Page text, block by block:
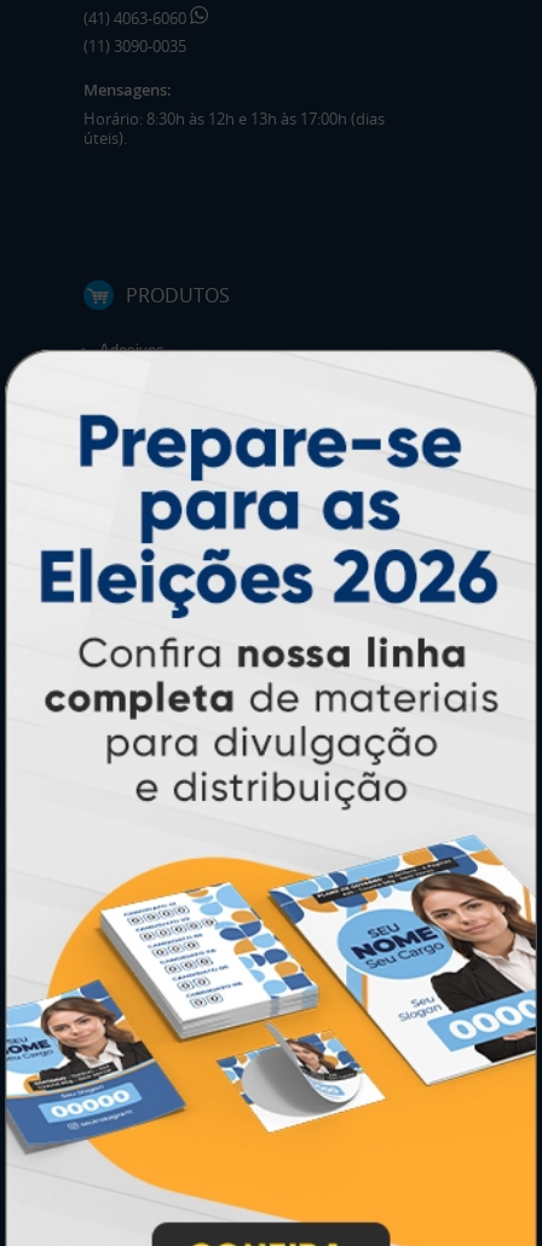
(41) 4063-6060
(11) 3090-0035
Mensagens:
Horário: 8:30h às 12h e 13h às 17:00h (dias
úteis).
PRODUTOS
Adesivos
Ímãs
Cartão de Visita
Folder, Flyer e Panfleto
Banners e Lonas
Calendários 2027
PAGUE COM
* Pagamento com cartão de crédito terá valor adicional.
** Pagamentos a prazo poderão ter acréscimo.
*** Nota fiscal sujeita a emissão de acordo com prestador de
serviço, conforme legislação pertinente.
PARTICIPE
SEGURANÇA